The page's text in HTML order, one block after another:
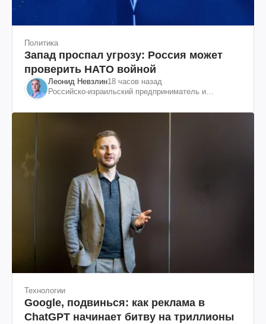
Политика
Запад проспал угрозу: Россия может
проверить НАТО войной
Леонид Невзлин18 часов назад
Российско-израильский предприниматель и
"ЮКОСа"
Технологии
Google, подвинься: как реклама в
ChatGPT начинает битву на триллионы